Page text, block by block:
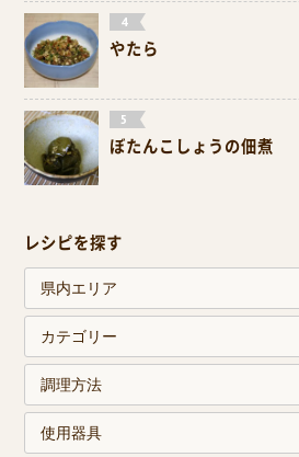
やたら
ぼたんこしょうの佃煮
レシピを探す